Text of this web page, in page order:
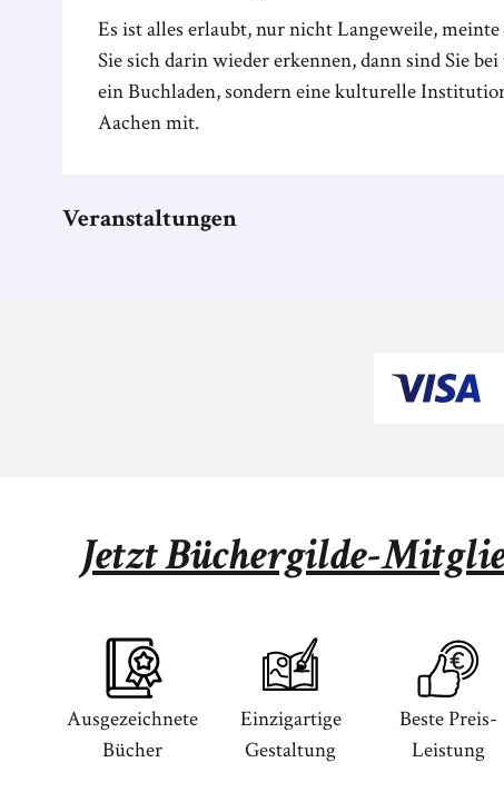
Es ist alles erlaubt, nur nicht Langeweile,
Sie sich darin wieder erkennen, dann sind Sie
ein Buchladen, sondern eine kulturelle
Aachen mit.
Veranstaltungen
Jetzt Büchergilde-
Ausgezeichnete
Bücher
Einzigartige
Gestaltung
Beste Preis-
Leistung